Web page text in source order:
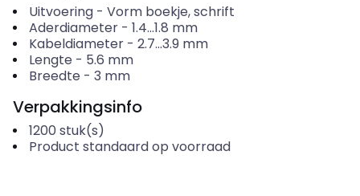
Uitvoering- Vorm boekje, schrift
Aderdiameter- 1.4...1.8 mm
Kabeldiameter- 2.7...3.9 mm
Lengte - 5.6 mm
Breedte - 3 mm
Verpakkingsinfo
1200 stuk(s)
Product standaard op voorraad